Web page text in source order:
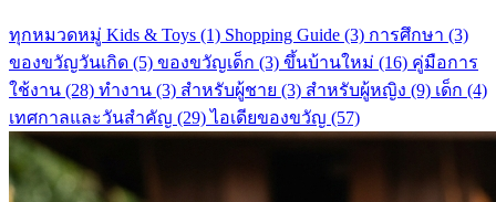
ทุกหมวดหมู่ Kids & Toys (1) Shopping Guide (3) การศึกษา (3)
ของขวัญวันเกิด (5) ของขวัญเด็ก (3) ขึ้นบ้านใหม่ (16) คู่มือการ
ใช้งาน (28) ทำงาน (3) สำหรับผู้ชาย (3) สำหรับผู้หญิง (9) เด็ก (4)
เทศกาลและวันสำคัญ (29) ไอเดียของขวัญ (57)